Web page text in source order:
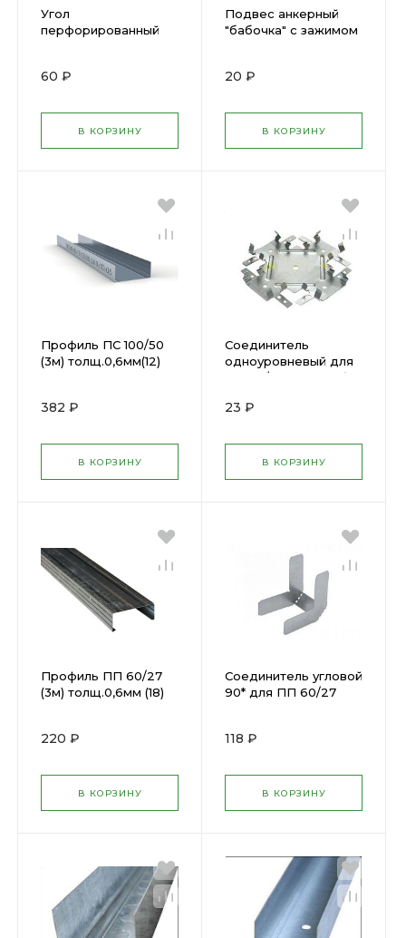
Угол
перфорированный
60 ₽
В КОРЗИНУ
Подвес анкерный
"бабочка" с зажимом
20 ₽
В КОРЗИНУ
Профиль ПС 100/50
(3м) толщ.0,6мм(12)
382 ₽
В КОРЗИНУ
Соединитель
одноуровневый для
ПП 60/27 0,9 (Краб)
23 ₽
В КОРЗИНУ
Профиль ПП 60/27
(3м) толщ.0,6мм (18)
220 ₽
В КОРЗИНУ
Соединитель угловой
90* для ПП 60/27
118 ₽
В КОРЗИНУ